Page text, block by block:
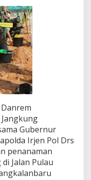
Gubernur
Irjen Pol Drs
penanaman
Jalan Pulau